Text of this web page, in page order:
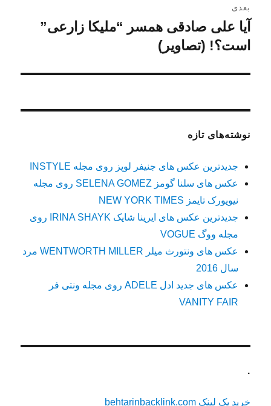
بعدی
نوشته
بعدی:
آیا علی صادقی همسر “ملیکا زارعی”
است؟! (تصاویر)
نوشته‌های تازه
جدیدترین عکس های جنیفر لوپز روی مجله INSTYLE
عکس های سلنا گومز SELENA GOMEZ روی مجله
نیویورک تایمز NEW YORK TIMES
جدیدترین عکس های ایرینا شایک IRINA SHAYK روی
مجله ووگ VOGUE
عکس های ونتورث میلر WENTWORTH MILLER مرد
سال 2016
عکس های جدید ادل ADELE روی مجله ونتی فر
VANITY FAIR
.
خرید بک لینک behtarinbacklink.com